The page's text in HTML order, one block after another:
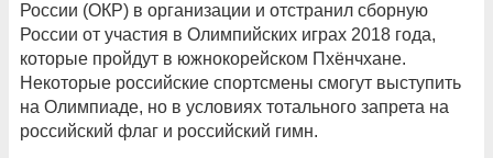
России (ОКР) в организации и отстранил сборную
России от участия в Олимпийских играх 2018 года,
которые пройдут в южнокорейском Пхёнчхане.
Некоторые российские спортсмены смогут выступить
на Олимпиаде, но в условиях тотального запрета на
российский флаг и российский гимн.